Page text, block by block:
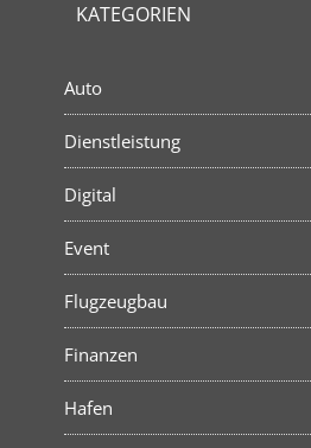
KATEGORIEN
Auto
Dienstleistung
Digital
Event
Flugzeugbau
Finanzen
Hafen